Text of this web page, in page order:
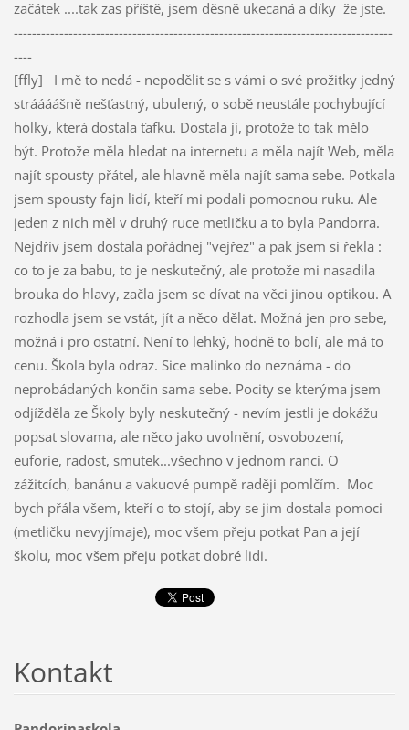
začátek ....tak zas příště, jsem děsně ukecaná a díky že jste.
-----------------------------------------------------------------------------------
----
[ffly] I mě to nedá - nepodělit se s vámi o své prožitky jedný
stráááášně nešťastný, ubulený, o sobě neustále pochybující
holky, která dostala ťafku. Dostala ji, protože to tak mělo
být. Protože měla hledat na internetu a měla najít Web, měla
najít spousty přátel, ale hlavně měla najít sama sebe. Potkala
jsem spousty fajn lidí, kteří mi podali pomocnou ruku. Ale
jeden z nich měl v druhý ruce metličku a to byla Pandorra.
Nejdřív jsem dostala pořádnej "vejřez" a pak jsem si řekla :
co to je za babu, to je neskutečný, ale protože mi nasadila
brouka do hlavy, začla jsem se dívat na věci jinou optikou. A
rozhodla jsem se vstát, jít a něco dělat. Možná jen pro sebe,
možná i pro ostatní. Není to lehký, hodně to bolí, ale má to
cenu. Škola byla odraz. Sice malinko do neznáma - do
neprobádaných končin sama sebe. Pocity se kterýma jsem
odjížděla ze Školy byly neskutečný - nevím jestli je dokážu
popsat slovama, ale něco jako uvolnění, osvobození,
euforie, radost, smutek...všechno v jednom ranci. O
zážitcích, banánu a vakuové pumpě raději pomlčím. Moc
bych přála všem, kteří o to stojí, aby se jim dostala pomoci
(metličku nevyjímaje), moc všem přeju potkat Pan a její
školu, moc všem přeju potkat dobré lidi.
Kontakt